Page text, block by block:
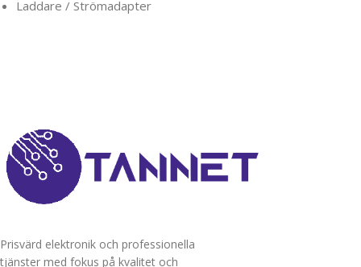
Laddare / Strömadapter
Prisvärd elektronik och professionella
tjänster med fokus på kvalitet och